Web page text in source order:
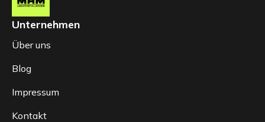
Unternehmen
Über uns
Blog
Impressum
Kontakt